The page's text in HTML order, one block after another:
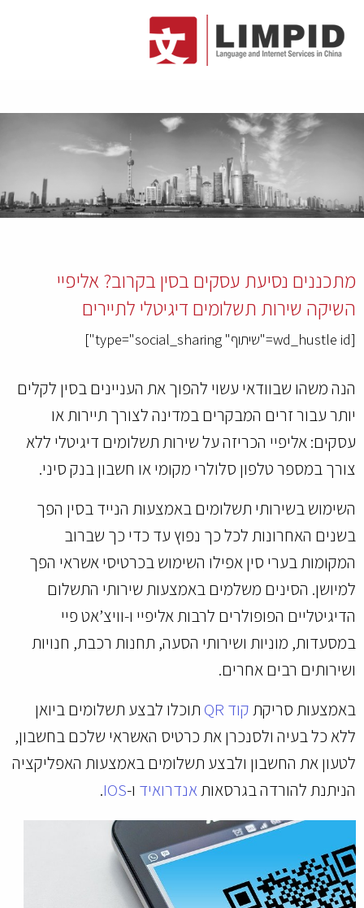
מתכננים נסיעת עסקים בסין בקרוב? אליפיי
השיקה שירות תשלומים דיגיטלי לתיירים
[wd_hustle id="שיתוף" type="social_sharing"]
הנה משהו שבוודאי עשוי להפוך את העניינים בסין לקלים
יותר עבור זרים המבקרים במדינה לצורך תיירות או
עסקים: אליפיי הכריזה על שירות תשלומים דיגיטלי ללא
צורך במספר טלפון סלולרי מקומי או חשבון בנק סיני.
השימוש בשירותי תשלומים באמצעות הנייד בסין הפך
בשנים האחרונות לכל כך נפוץ עד כדי כך שברוב
המקומות בערי סין אפילו השימוש בכרטיסי אשראי הפך
למיושן. הסינים משלמים באמצעות שירותי התשלום
הדיגיטליים הפופולרים לרבות אליפיי ו-וויצ’אט פיי
במסעדות, מוניות ושירותי הסעה, תחנות רכבת, חנויות
ושירותים רבים אחרים.
באמצעות סריקתקוד QR
תוכלו לבצע תשלומים ביואן
ללא כל בעיה ולסנכרן את כרטיס האשראי שלכם בחשבון,
לטעון את החשבון ולבצע תשלומים באמצעות האפליקציה
הניתנת להורדה בגרסאותאנדרואיד ו-IOS
.